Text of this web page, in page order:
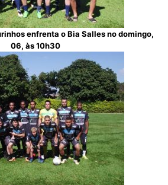
enfrenta o Bia Salles no domingo,
06, às 10h30